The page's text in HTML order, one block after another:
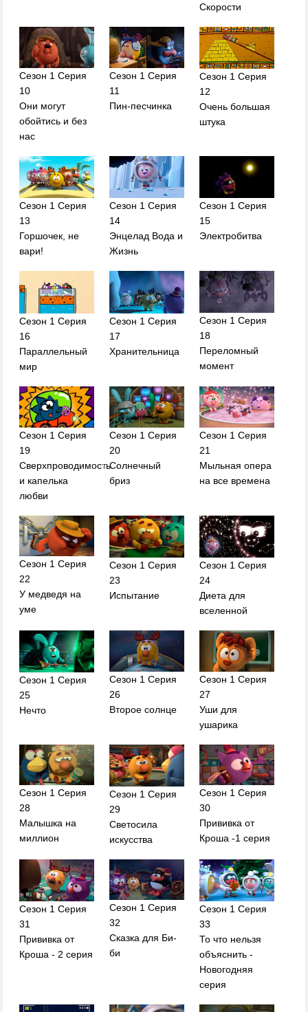
Скорости
Сезон 1 Серия
10
Они могут
обойтись и без
нас
Сезон 1 Серия
11
Пин-песчинка
Сезон 1 Серия
12
Очень большая
штука
Сезон 1 Серия
13
Горшочек, не
вари!
Сезон 1 Серия
14
Энцелад Вода и
Жизнь
Сезон 1 Серия
15
Электробитва
Сезон 1 Серия
16
Параллельный
мир
Сезон 1 Серия
17
Хранительница
Сезон 1 Серия
18
Переломный
момент
Сезон 1 Серия
19
Сверхпроводимость
и капелька
любви
Сезон 1 Серия
20
Солнечный
бриз
Сезон 1 Серия
21
Мыльная опера
на все времена
Сезон 1 Серия
22
У медведя на
уме
Сезон 1 Серия
23
Испытание
Сезон 1 Серия
24
Диета для
вселенной
Сезон 1 Серия
25
Нечто
Сезон 1 Серия
26
Второе солнце
Сезон 1 Серия
27
Уши для
ушарика
Сезон 1 Серия
28
Малышка на
миллион
Сезон 1 Серия
29
Светосила
искусства
Сезон 1 Серия
30
Прививка от
Кроша -1 серия
Сезон 1 Серия
31
Прививка от
Кроша - 2 серия
Сезон 1 Серия
32
Сказка для Би-
би
Сезон 1 Серия
33
То что нельзя
объяснить -
Новогодняя
серия